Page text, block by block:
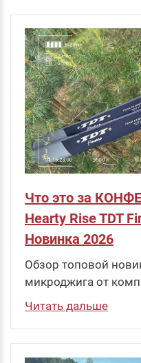
Что это за
Hearty Rise TDT
Новинка 2026
Обзор топовой
микроджига от
Читать дальше